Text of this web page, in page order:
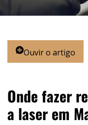
Ouvir o artigo
Onde fazer
a laser em